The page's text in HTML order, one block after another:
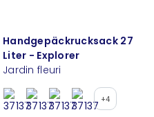
Handgepäckrucksack 27
Liter - Explorer
Jardin fleuri
+4